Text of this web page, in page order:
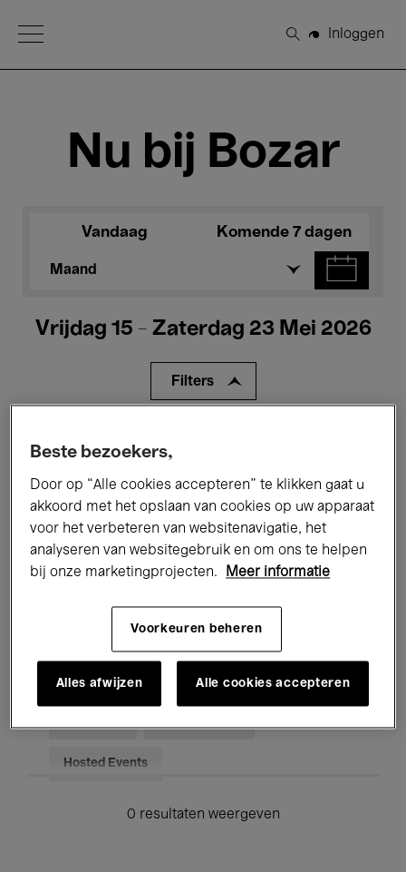
Open Menu
Zoeken
Inloggen
Nu bij Bozar
Vandaag Komende 7 dagen
Maand
Vrijdag 15 - Zaterdag 23 Mei 2026
Filters
Tentoonstellingen Films
Performances Lezingen & Debatten
Jazz Klassieke Muziek Global Music
Elektronische Muziek
Voor iedereen Kids’ Palace
Hosted Events
0 resultaten weergeven
Beste bezoekers,
Door op “Alle cookies accepteren” te klikken gaat u
akkoord met het opslaan van cookies op uw apparaat
voor het verbeteren van websitenavigatie, het
analyseren van websitegebruik en om ons te helpen
bij onze marketingprojecten.
Meer informatie
Voorkeuren beheren
Alles afwijzen Alle cookies accepteren